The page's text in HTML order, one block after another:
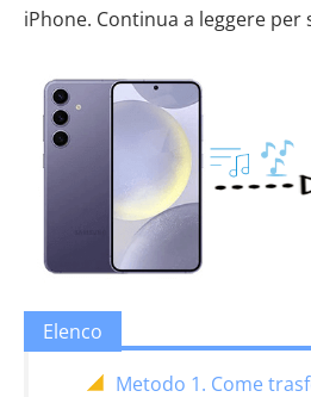
iPhone. Continua a leggere per
Elenco
Metodo 1. Come